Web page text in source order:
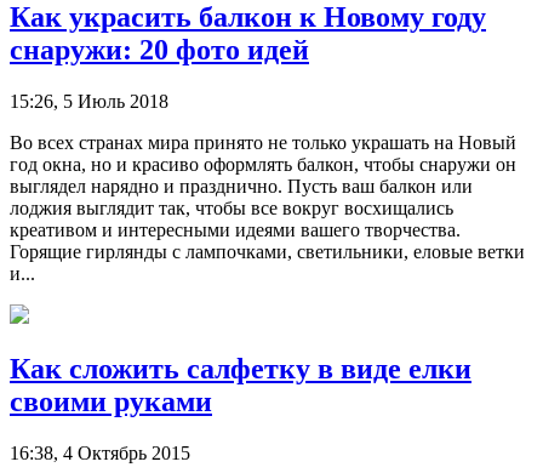
Как украсить балкон к Новому году
снаружи: 20 фото идей
15:26, 5 Июль 2018
Во всех странах мира принято не только украшать на Новый
год окна, но и красиво оформлять балкон, чтобы снаружи он
выглядел нарядно и празднично. Пусть ваш балкон или
лоджия выглядит так, чтобы все вокруг восхищались
креативом и интересными идеями вашего творчества.
Горящие гирлянды с лампочками, светильники, еловые ветки
и...
Как сложить салфетку в виде елки
своими руками
16:38, 4 Октябрь 2015